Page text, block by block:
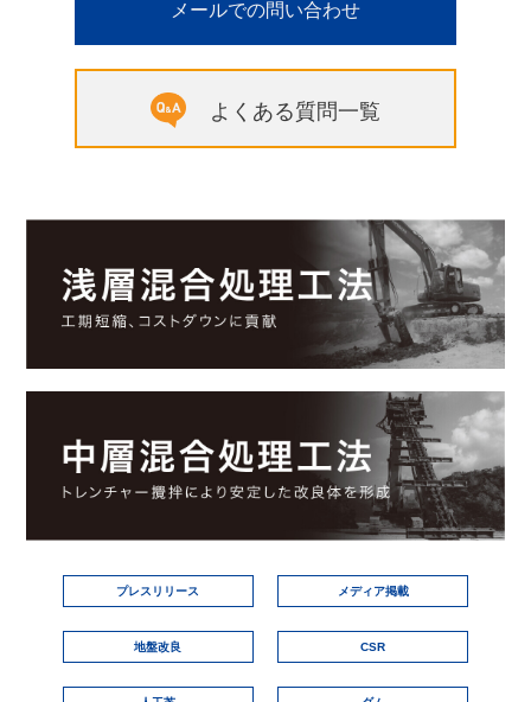
メールでの問い合わせ
よくある質問一覧
プレスリリース メディア掲載
地盤改良 CSR